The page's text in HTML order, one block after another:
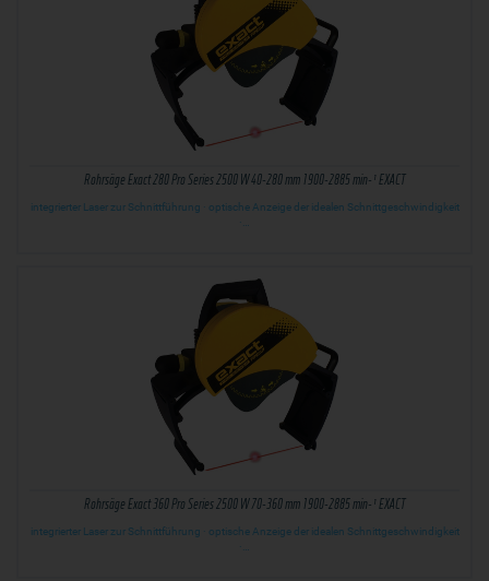
Rohrsäge Exact 280 Pro Series 2500 W 40-280 mm 1900-2885 min-¹ EXACT
integrierter Laser zur Schnittführung · optische Anzeige der idealen Schnittgeschwindigkeit
·…
Rohrsäge Exact 360 Pro Series 2500 W 70-360 mm 1900-2885 min-¹ EXACT
integrierter Laser zur Schnittführung · optische Anzeige der idealen Schnittgeschwindigkeit
·…